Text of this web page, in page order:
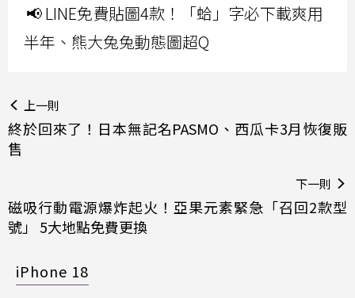
📢 LINE免費貼圖4款！「蛤」字必下載爽用
半年、熊大兔兔動態圖超Q
上一則
終於回來了！日本無記名PASMO、西瓜卡3月恢復販
售
下一則
磁吸行動電源爆炸起火！亞果元素緊急「召回2款型
號」 5大地點免費更換
iPhone 18